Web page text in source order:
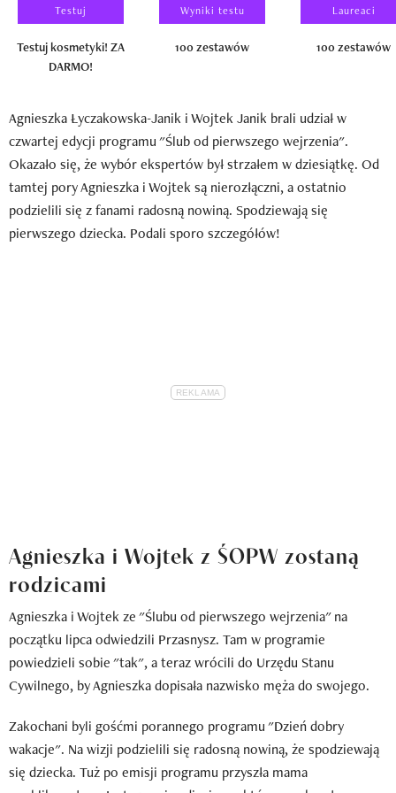
Testuj
Testuj kosmetyki! ZA
DARMO!
Wyniki testu
100 zestawów
Laureaci
100 zestawów
Agnieszka Łyczakowska-Janik i Wojtek Janik brali udział w
czwartej edycji programu "Ślub od pierwszego wejrzenia".
Okazało się, że wybór ekspertów był strzałem w dziesiątkę. Od
tamtej pory Agnieszka i Wojtek są nierozłączni, a ostatnio
podzielili się z fanami radosną nowiną. Spodziewają się
pierwszego dziecka. Podali sporo szczegółów!
Agnieszka i Wojtek z ŚOPW zostaną
rodzicami
Agnieszka i Wojtek ze "Ślubu od pierwszego wejrzenia" na
początku lipca odwiedzili Przasnysz. Tam w programie
powiedzieli sobie "tak", a teraz wrócili do Urzędu Stanu
Cywilnego, by Agnieszka dopisała nazwisko męża do swojego.
Zakochani byli gośćmi porannego programu "Dzień dobry
wakacje". Na wizji podzielili się radosną nowiną, że spodziewają
się dziecka. Tuż po emisji programu przyszła mama